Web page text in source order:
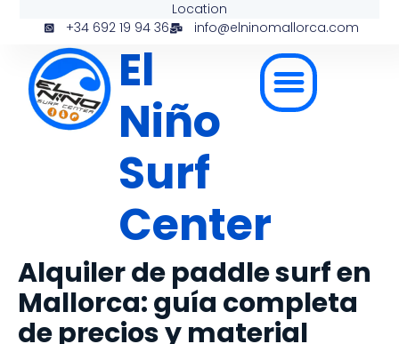
Location
+34 692 19 94 36
info@elninomallorca.com
El
Niño
Surf
Center
Alquiler de paddle surf en
Mallorca: guía completa
de precios y material